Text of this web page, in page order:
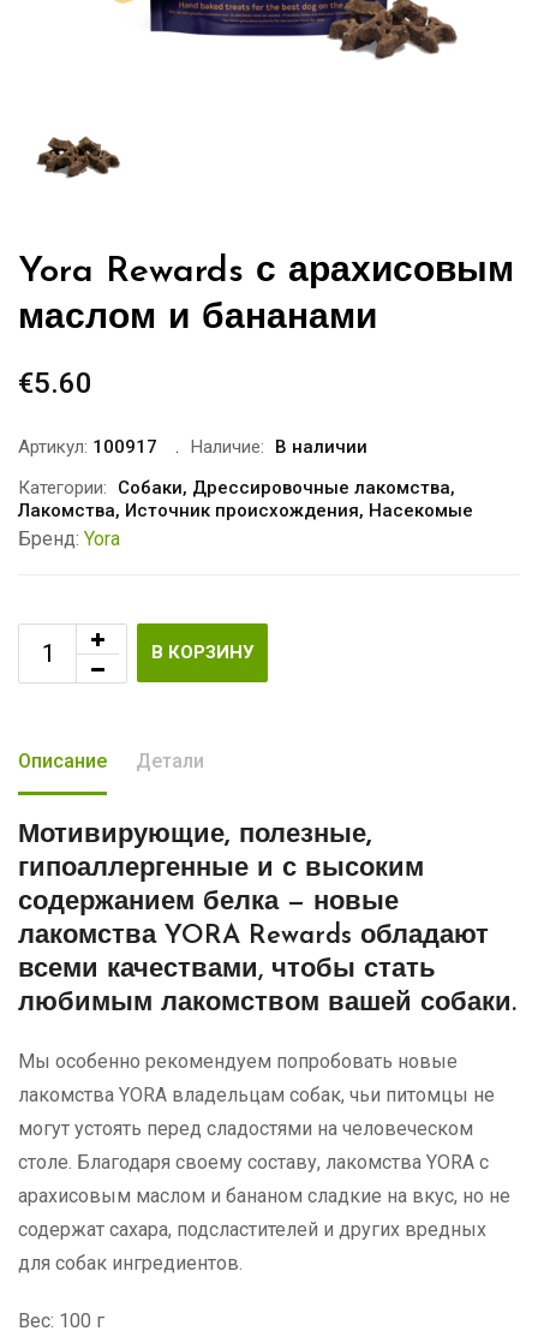
Yora Rewards с арахисовым
маслом и бананами
€5.60
Артикул: 100917 Наличие:
В наличии
Категории:
Собаки, Дрессировочные лакомства,
Лакомства, Источник происхождения, Насекомые
Бренд: Yora
В КОРЗИНУ
Описание Детали
Мотивирующие, полезные,
гипоаллергенные и с высоким
содержанием белка— новые
лакомства YORA Rewards обладают
всеми качествами, чтобы стать
любимым лакомством вашей собаки.
Мы особенно рекомендуем попробовать новые
лакомства YORA владельцам собак, чьи питомцы не
могут устоять перед сладостями на человеческом
столе. Благодаря своему составу, лакомства YORA с
арахисовым маслом и бананом сладкие на вкус, но не
содержат сахара, подсластителей и других вредных
для собак ингредиентов.
Вес: 100 г